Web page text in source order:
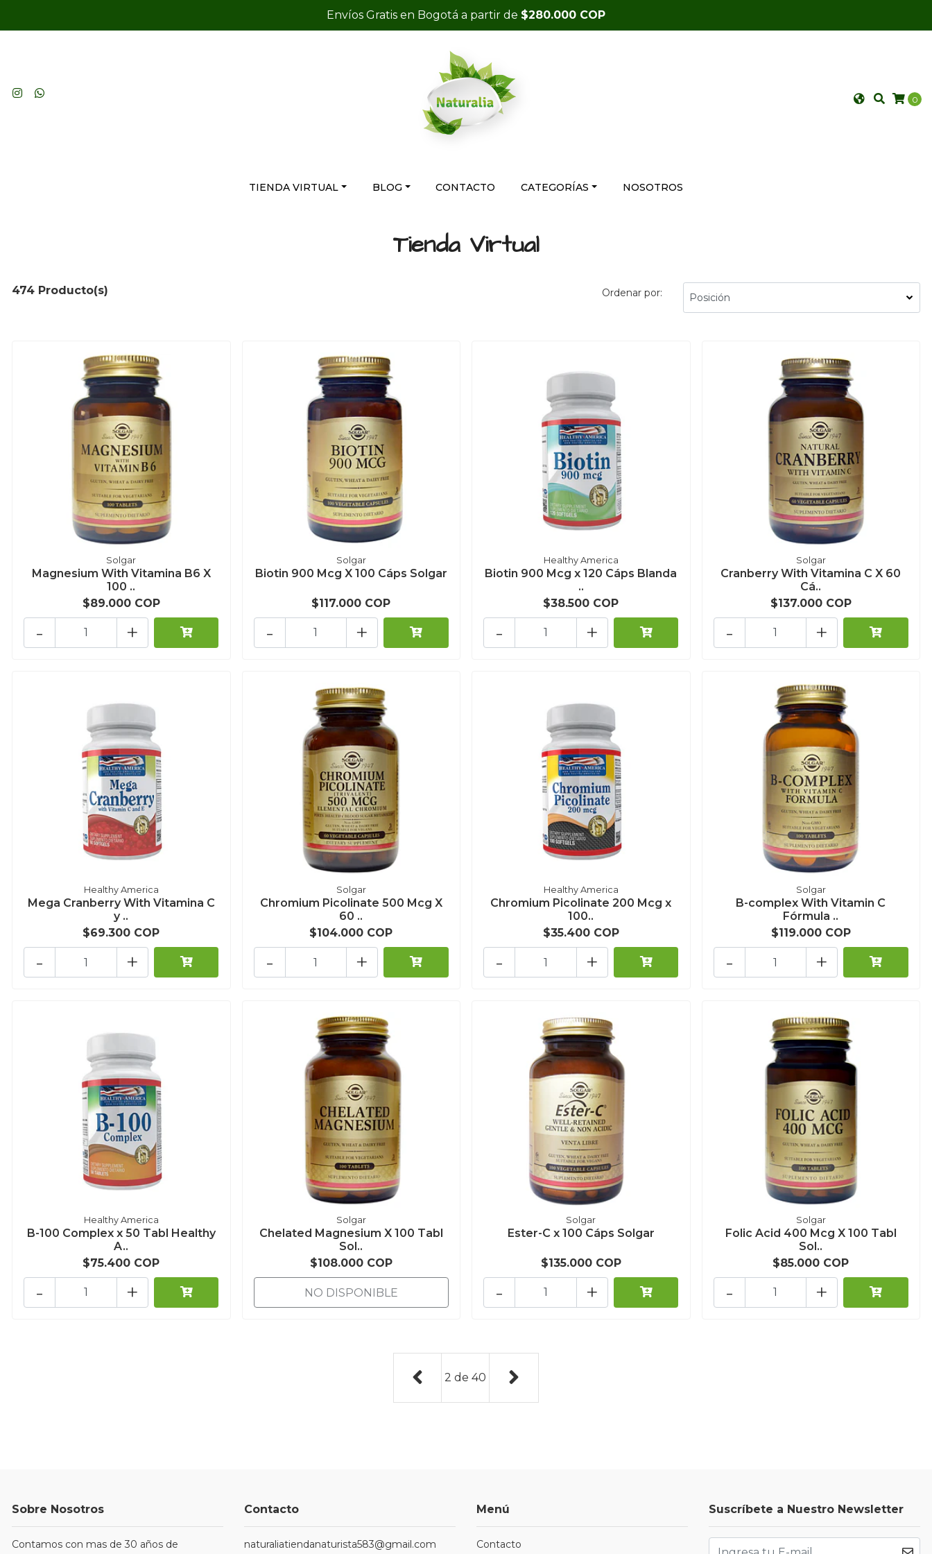
Envíos Gratis en Bogotá a partir de $280.000 COP
0
TIENDA VIRTUAL BLOG CONTACTO CATEGORÍAS NOSOTROS
Tienda Virtual
474 Producto(s) Ordenar por:
Solgar
Magnesium With Vitamina B6 X
100 ..
$89.000 COP
+
-
Solgar
Biotin 900 Mcg X 100 Cáps Solgar
$117.000 COP
+
-
Healthy America
Biotin 900 Mcg x 120 Cáps Blanda
..
$38.500 COP
+
-
Solgar
Cranberry With Vitamina C X 60
Cá..
$137.000 COP
+
-
Healthy America
Mega Cranberry With Vitamina C
y ..
$69.300 COP
+
-
Solgar
Chromium Picolinate 500 Mcg X
60 ..
$104.000 COP
+
-
Healthy America
Chromium Picolinate 200 Mcg x
100..
$35.400 COP
+
-
Solgar
B-complex With Vitamin C
Fórmula ..
$119.000 COP
+
-
Healthy America
B-100 Complex x 50 Tabl Healthy
A..
$75.400 COP
+
-
Solgar
Chelated Magnesium X 100 Tabl
Sol..
$108.000 COP
NO DISPONIBLE
Solgar
Ester-C x 100 Cáps Solgar
$135.000 COP
+
-
Solgar
Folic Acid 400 Mcg X 100 Tabl
Sol..
$85.000 COP
+
-
2 de 40
Sobre Nosotros
Contamos con mas de 30 años de
Contacto
naturaliatiendanaturista583@gmail.com
Menú
Contacto
Suscríbete a Nuestro Newsletter